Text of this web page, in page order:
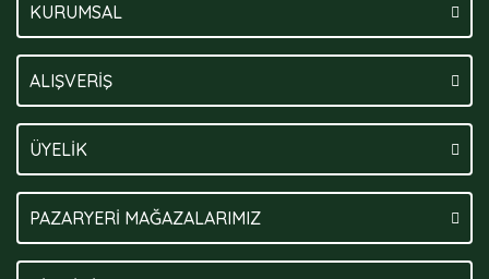
KURUMSAL
ALIŞVERİŞ
ÜYELİK
PAZARYERİ MAĞAZALARIMIZ